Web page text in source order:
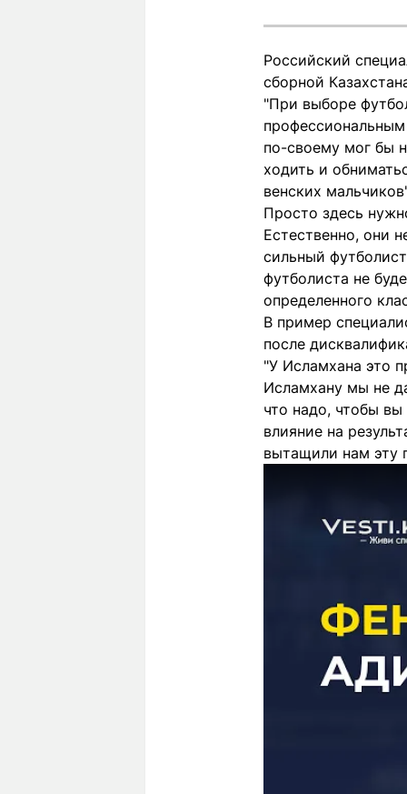
Российский
сборной
"При выборе
по-своему мог бы
ходить и
венских
Просто здесь
Естественно, они
сильный
футболиста не
определенного
В пример
после
"У Исламхана это
Исламхану мы не
что надо, чтобы
влияние на
вытащили нам эту